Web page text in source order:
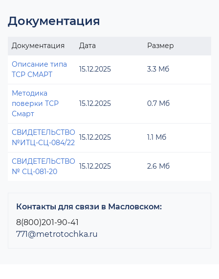
Документация
Документация Дата Размер
Описание типа
ТСР СМАРТ
15.12.2025 3.3 Мб
Методика
поверки ТСР
Смарт
15.12.2025 0.7 Мб
СВИДЕТЕЛЬСТВО
№ИТЦ-СЦ-084/22
15.12.2025 1.1 Мб
СВИДЕТЕЛЬСТВО
№ СЦ-081-20
15.12.2025 2.6 Мб
Контакты для связи в Масловском:
8(800)201-90-41
771@metrotochka.ru